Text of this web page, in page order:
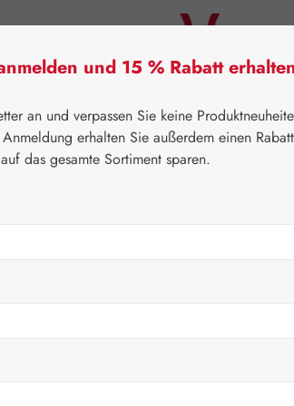
Australian Bush Flowers
Regulärer
18,00
Inhalt:0.015
und 15 % Rabatt
an und verpassen Sie keine
erhalten Sie außerdem einen
das gesamte Sortiment sparen.